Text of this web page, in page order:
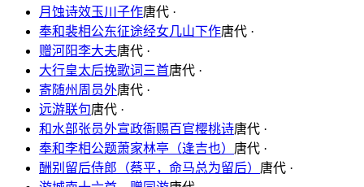
月蚀诗效玉川子作唐代 ·
奉和裴相公东征途经女几山下作唐代 ·
赠河阳李大夫唐代 ·
大行皇太后挽歌词三首唐代 ·
寄随州周员外唐代 ·
远游联句唐代 ·
和水部张员外宣政衙赐百官樱桃诗唐代 ·
奉和李相公题萧家林亭（逢吉也） 唐代 ·
酬别留后侍郎（蔡平，命马总为留后） 唐代 ·